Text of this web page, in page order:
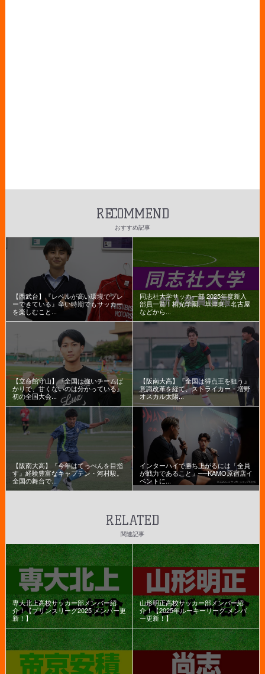
RECOMMEND
おすすめ記事
【西武台】『レベルが高い環境でプレ
ーできている』辛い時期でもサッカー
を楽しむこと...
同志社大学サッカー部 2025年度新入
部員一覧！桐光学園、草津東、名古屋
などから...
【立命館守山】『全国は強いチームば
かりで、甘くないのは分かっている』
初の全国大会...
【阪南大高】『全国は得点王を狙う』
意識改革を経て、ストライカー・増野
オスカル太陽...
【阪南大高】『今年はてっぺんを目指
す』経験豊富なキャプテン・河村駿。
全国の舞台で...
インターハイで勝ち上がるには「全員
が戦力であること」──KAMO原宿店イ
ベントに...
RELATED
関連記事
専大北上高校サッカー部メンバー紹
介！【プリンスリーグ2025 メンバー更
新！】
山形明正高校サッカー部メンバー紹
介！【2025年ルーキーリーグ メンバ
ー更新！】